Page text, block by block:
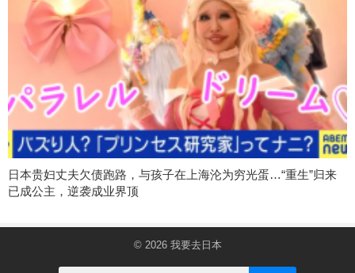
日本贵妇丈夫欠债跑路，与孩子在上海沦为穷光蛋…“重生”归来
已成公主，逆袭成业界顶
© 2026 我要去日本